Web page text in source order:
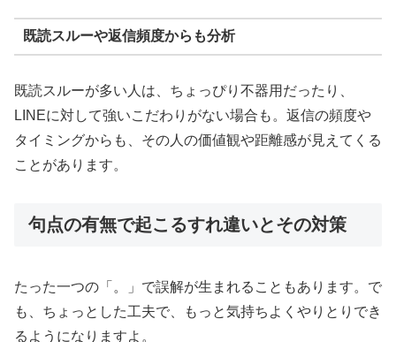
既読スルーや返信頻度からも分析
既読スルーが多い人は、ちょっぴり不器用だったり、
LINEに対して強いこだわりがない場合も。返信の頻度や
タイミングからも、その人の価値観や距離感が見えてくる
ことがあります。
句点の有無で起こるすれ違いとその対策
たった一つの「。」で誤解が生まれることもあります。で
も、ちょっとした工夫で、もっと気持ちよくやりとりでき
るようになりますよ。